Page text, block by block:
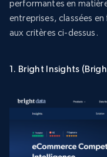
performantes en
entreprises, classées
aux critères ci-dessus.
1. Bright Insights